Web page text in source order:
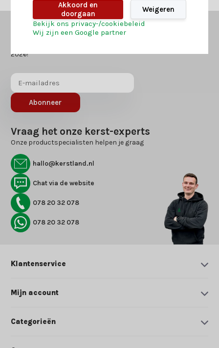
Kerstland.nlin jouw mailbox?
2026!
Abonneer
Vraag het onze kerst-experts
Onze productspecialisten helpen je graag
hallo@kerstland.nl
Chat via de website
078 20 32 078
078 20 32 078
Klantenservice
Mijn account
Categorieën
Akkoord en
doorgaan
Weigeren
Bekijk ons privacy-/cookiebeleid
Wij zijn een Google partner